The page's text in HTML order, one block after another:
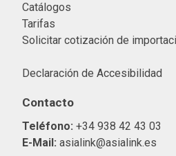
Catálogos
Tarifas
Solicitar cotización de
Declaración de Accesibilidad
Contacto
Teléfono: +34 938 42 43 03
E-Mail: asialink@asialink.es